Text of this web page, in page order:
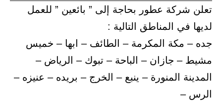
تعلن شركة عطور بحاجة إلى ” بائعين ” للعمل
لديها في المناطق التالية :
جده – مكة المكرمة – الطائف – ابها – خميس
مشيط – جازان – الباحة – تبوك – الرياض –
المدينة المنورة – ينبع – الخرج – بريده – عنيزه –
الرس –